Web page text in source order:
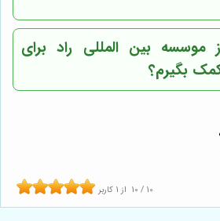
موسسه بین المللی راد برای
بگیرم؟
10 / 10 از 1 کاربر